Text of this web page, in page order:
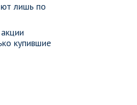
лишь по
купившие